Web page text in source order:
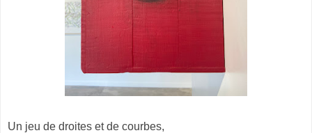
Un jeu de droites et de courbes,